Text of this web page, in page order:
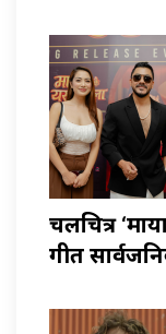
चलचित्र
गीत